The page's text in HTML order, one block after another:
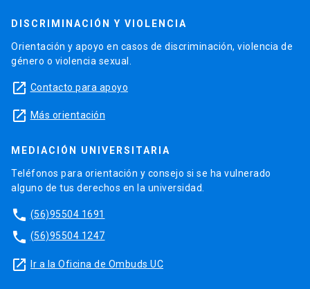
DISCRIMINACIÓN Y VIOLENCIA
Orientación y apoyo en casos de discriminación, violencia de
género o violencia sexual.
launch Contacto para apoyo
launch Más orientación
MEDIACIÓN UNIVERSITARIA
Teléfonos para orientación y consejo si se ha vulnerado
alguno de tus derechos en la universidad.
phone (56)95504 1691
phone (56)95504 1247
launch Ir a la Oficina de Ombuds UC